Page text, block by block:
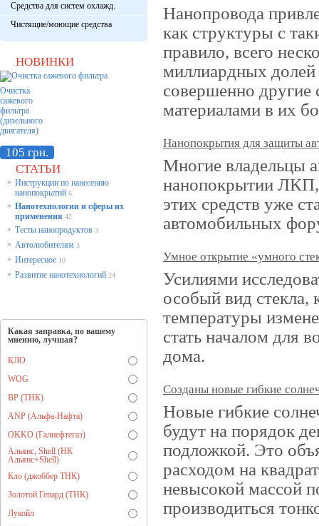
Средства для систем охлажд.
Чистящие/моющие средства
НОВИНКИ
Очистка
сажевого
фильтра
(дизельного
двигателя)
105 грн.
СТАТЬИ
* Инструкции по нанесению
нанопокрытий 6
* Нанотехнологии и сферы их
применения 42
* Тесты нанопродуктов 3
* Автолюбителям 3
* Интересное 10
* Развитие нанотехнологий 24
Какая заправка, по вашему
мнению, лучшая?
КЛО
WOG
BP (ТНК)
ANP (Альфа-Нафта)
OKKO (Галнефтегаз)
Альянс, Shell (НК
Альянс+Shell)
Кло (джоббер ТНК)
Золотой Гепард (ТНК)
Лукойл
Нанопровода
как структуры с
правило, всего
миллиардных долей
совершенно другие
материалами в их
Нанопокрытия для защиты
Многие владельцы
нанопокрытии ЛКП,
этих средств уже
автомобильных
Умное открытие «умного
Усилиями
особый вид стекла,
температуры
стать началом для
дома.
Созданы новые гибкие
Новые гибкие
будут на порядок
подложкой. Это
расходом на
невысокой массой
производиться